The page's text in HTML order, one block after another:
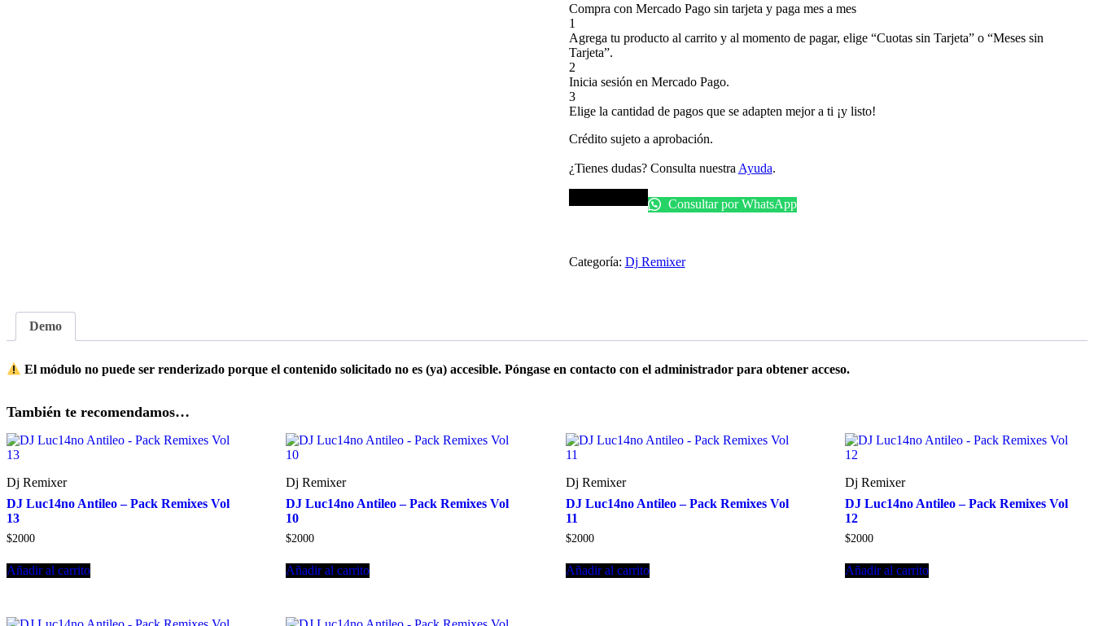
Compra con Mercado Pago sin tarjeta y paga mes a mes
1
Agrega tu producto al carrito y al momento de pagar, elige “Cuotas sin Tarjeta” o “Meses sin
Tarjeta”.
2
Inicia sesión en Mercado Pago.
3
Elige la cantidad de pagos que se adapten mejor a ti ¡y listo!
Crédito sujeto a aprobación.
¿Tienes dudas? Consulta nuestra Ayuda.
Consultar por WhatsApp
Categoría: Dj Remixer
Demo
El módulo no puede ser renderizado porque el contenido solicitado no es (ya) accesible. Póngase en contacto con el administrador para obtener acceso.
También te recomendamos…
Dj Remixer
DJ Luc14no Antileo – Pack Remixes Vol
13
$2000
Añadir al carrito
Dj Remixer
DJ Luc14no Antileo – Pack Remixes Vol
10
$2000
Añadir al carrito
Dj Remixer
DJ Luc14no Antileo – Pack Remixes Vol
11
$2000
Añadir al carrito
Dj Remixer
DJ Luc14no Antileo – Pack Remixes Vol
12
$2000
Añadir al carrito